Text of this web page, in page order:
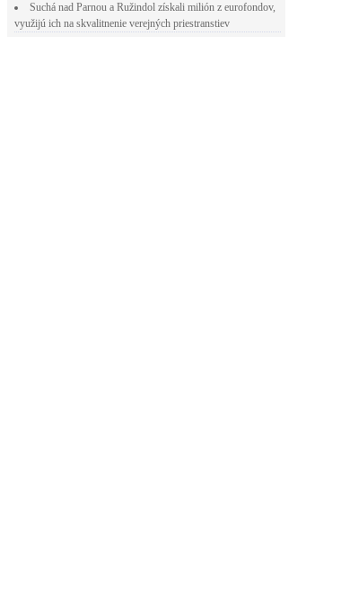
Suchá nad Parnou a Ružindol získali milión z eurofondov,
využijú ich na skvalitnenie verejných priestranstiev